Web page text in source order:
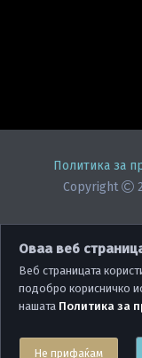
Политика за
Copyright
Оваа веб
Веб страницата
подобро корисничко
нашата Политика за
Не прифаќам